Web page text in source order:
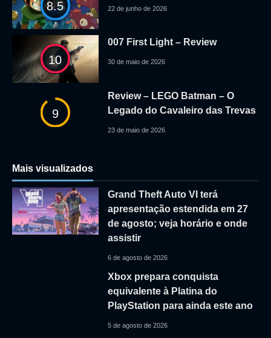
8.5 22 de junho de 2026
10
007 First Light – Review
30 de maio de 2026
9
Review – LEGO Batman – O
Legado do Cavaleiro das Trevas
23 de maio de 2026
Mais visualizados
Grand Theft Auto VI terá
apresentação estendida em 27
de agosto; veja horário e onde
assistir
6 de agosto de 2026
Xbox prepara conquista
equivalente à Platina do
PlayStation para ainda este ano
5 de agosto de 2026